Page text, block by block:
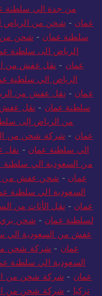
الى سلطنة عمان
- نقل
من جدة الي سلطنة
عمان-شحن من الرياض
سلطنة عمان -شحن من
الرياض الى سلطنة
عمان- نقل عفش من
الرياض الي سلطنة
عمان- نقل عفش من
سلطنة عمان- نقل
من الرياض إلى
عمان - شركة شحن من
الي سلطنة عمان -نقل
من السعودية الي سلطنة
عمان-شحن عفش من
السعودية الي سلطنة
عمان- نقل الأثاث من
لسلطنة عمان-شحن بري
عفش من السعودية الي
عمان- شركة شحن
السعودية الي سلطنة
عمان - شركة شحن من